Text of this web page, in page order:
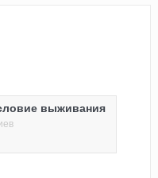
выживания